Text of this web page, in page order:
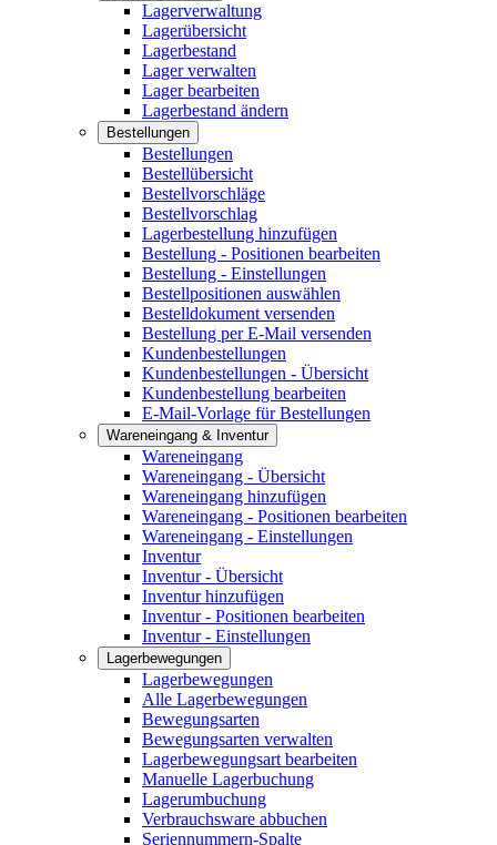
Lagerverwaltung
Lagerübersicht
Lagerbestand
Lager verwalten
Lager bearbeiten
Lagerbestand ändern
Bestellungen
Bestellungen
Bestellübersicht
Bestellvorschläge
Bestellvorschlag
Lagerbestellung hinzufügen
Bestellung - Positionen bearbeiten
Bestellung - Einstellungen
Bestellpositionen auswählen
Bestelldokument versenden
Bestellung per E-Mail versenden
Kundenbestellungen
Kundenbestellungen - Übersicht
Kundenbestellung bearbeiten
E-Mail-Vorlage für Bestellungen
Wareneingang & Inventur
Wareneingang
Wareneingang - Übersicht
Wareneingang hinzufügen
Wareneingang - Positionen bearbeiten
Wareneingang - Einstellungen
Inventur
Inventur - Übersicht
Inventur hinzufügen
Inventur - Positionen bearbeiten
Inventur - Einstellungen
Lagerbewegungen
Lagerbewegungen
Alle Lagerbewegungen
Bewegungsarten
Bewegungsarten verwalten
Lagerbewegungsart bearbeiten
Manuelle Lagerbuchung
Lagerumbuchung
Verbrauchsware abbuchen
Seriennummern-Spalte